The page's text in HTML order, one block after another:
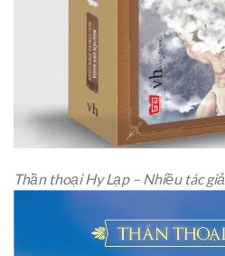
Thần thoại Hy Lạp – Nhiều tác giả